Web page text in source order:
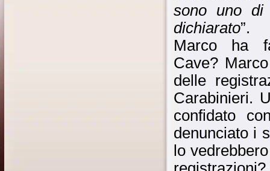
sono uno
dichiarato”.
Marco ha
Cave?
delle
Carabinieri.
confidato
denunciato i
lo